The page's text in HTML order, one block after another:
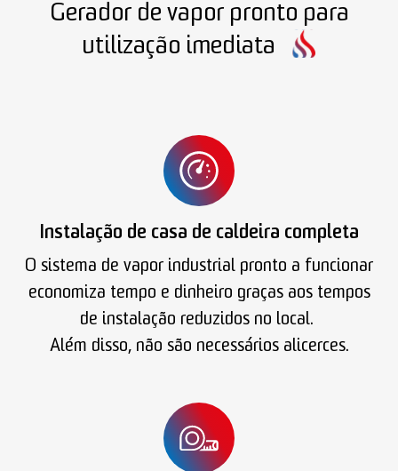
Gerador de vapor pronto para
utilização imediata
Instalação de casa de caldeira completa
O sistema de vapor industrial pronto a funcionar
economiza tempo e dinheiro graças aos tempos
de instalação reduzidos no local.
Além disso, não são necessários alicerces.